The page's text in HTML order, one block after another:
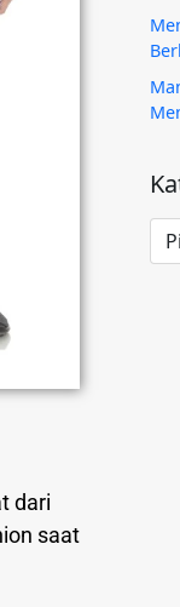
dari
saat